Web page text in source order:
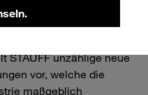
die Geschichte von
Hydraulik mit einer
STAUFF unzählige neue
vor, welche die
maßgeblich